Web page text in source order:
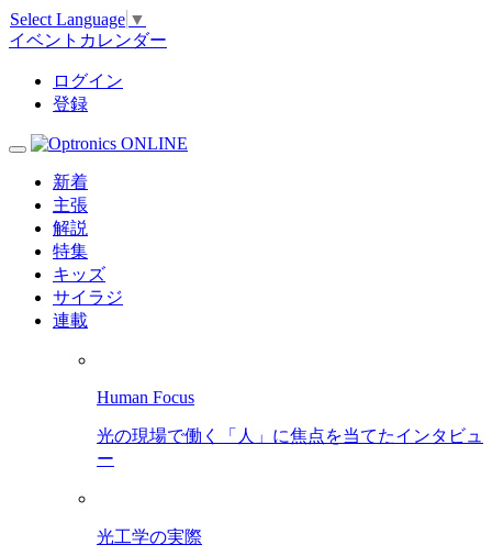
Select Language ▼
イベントカレンダー
ログイン
登録
新着
主張
解説
特集
キッズ
サイラジ
連載
Human Focus
光の現場で働く「人」に焦点を当てたインタビュ
ー
光工学の実際